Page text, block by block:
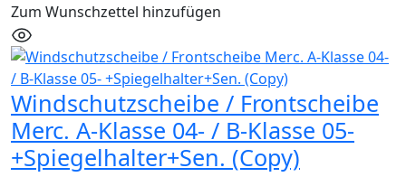
Zum Wunschzettel hinzufügen
Windschutzscheibe / Frontscheibe
Merc. A-Klasse 04- / B-Klasse 05-
+Spiegelhalter+Sen. (Copy)